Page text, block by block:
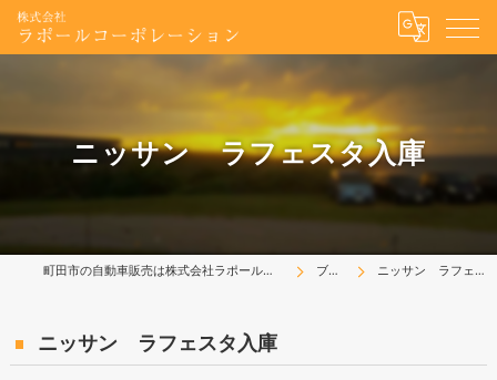
ニッサン ラフェスタ入庫
町田市の自動車販売は株式会社ラポールコーポレーション ブログ ニッサン ラフェスタ入庫
ニッサン ラフェスタ入庫